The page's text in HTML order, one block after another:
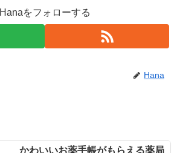
Hanaをフォローする
Hana
かわいいお薬手帳がもらえる薬局